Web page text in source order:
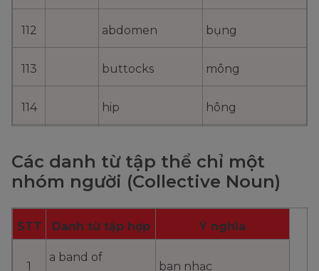
112 abdomen bụng
113 buttocks mông
114 hip hông
116 thigh bắp đùi
117 knee đầu gối
118 bắp chân
Các danh từ tập thể chỉ một
nhóm người (Collective Noun)
STT Danh từ tập hợp Ý nghĩa
1
a band of
ban nhạc